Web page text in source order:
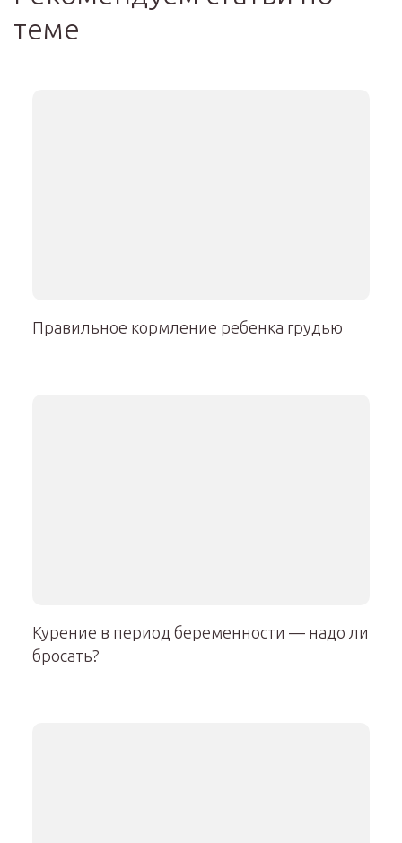
теме
Правильное кормление ребенка грудью
Курение в период беременности — надо ли
бросать?